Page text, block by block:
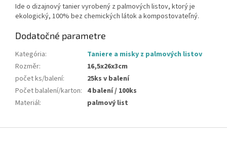
Ide o dizajnový tanier vyrobený z palmových listov, ktorý je
ekologický, 100% bez chemických látok a kompostovateľný.
Dodatočné parametre
Kategória:
Taniere a misky z palmových listov
Rozměr:
16,5x26x3cm
počet ks/balení:
25ks v balení
Počet balalení/karton: 4 balení / 100ks
Materiál: palmový list